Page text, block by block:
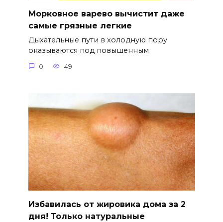
Морковное варево вычистит даже
самые грязные легкие
Дыхательные пути в холодную пору
оказываются под повышенным
0 49
Избавилась от жировика дома за 2
дня! Только натуральные